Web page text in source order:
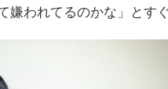
嫌われてるのかな」とす